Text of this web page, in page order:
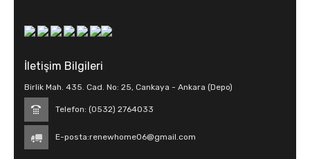
İletişim Bilgileri
Birlik Mah. 435. Cad. No: 25, Cankaya - Ankara (Depo)
Telefon: (0532) 2764033
E-posta:renewhome06@gmail.com